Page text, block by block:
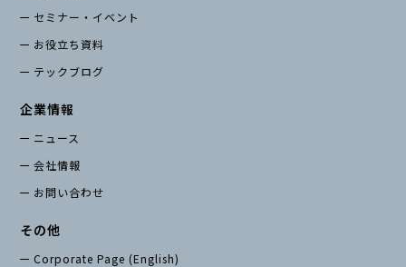
セミナー・イベント
お役立ち資料
テックブログ
企業情報
ニュース
会社情報
お問い合わせ
その他
Corporate Page (English)